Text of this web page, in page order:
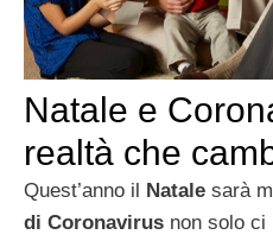
Natale e
realtà che
Quest’anno il Natale sarà
di Coronavirus non solo ci